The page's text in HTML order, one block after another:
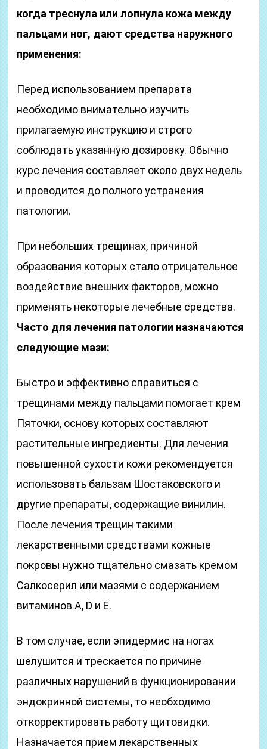
когда треснула или лопнула кожа между
пальцами ног, дают средства наружного
применения:
Перед использованием препарата
необходимо внимательно изучить
прилагаемую инструкцию и строго
соблюдать указанную дозировку. Обычно
курс лечения составляет около двух недель
и проводится до полного устранения
патологии.
При небольших трещинах, причиной
образования которых стало отрицательное
воздействие внешних факторов, можно
применять некоторые лечебные средства.
Часто для лечения патологии назначаются
следующие мази:
Быстро и эффективно справиться с
трещинами между пальцами помогает крем
Пяточки, основу которых составляют
растительные ингредиенты. Для лечения
повышенной сухости кожи рекомендуется
использовать бальзам Шостаковского и
другие препараты, содержащие винилин.
После лечения трещин такими
лекарственными средствами кожные
покровы нужно тщательно смазать кремом
Салкосерил или мазями с содержанием
витаминов А, D и Е.
В том случае, если эпидермис на ногах
шелушится и трескается по причине
различных нарушений в функционировании
эндокринной системы, то необходимо
откорректировать работу щитовидки.
Назначается прием лекарственных